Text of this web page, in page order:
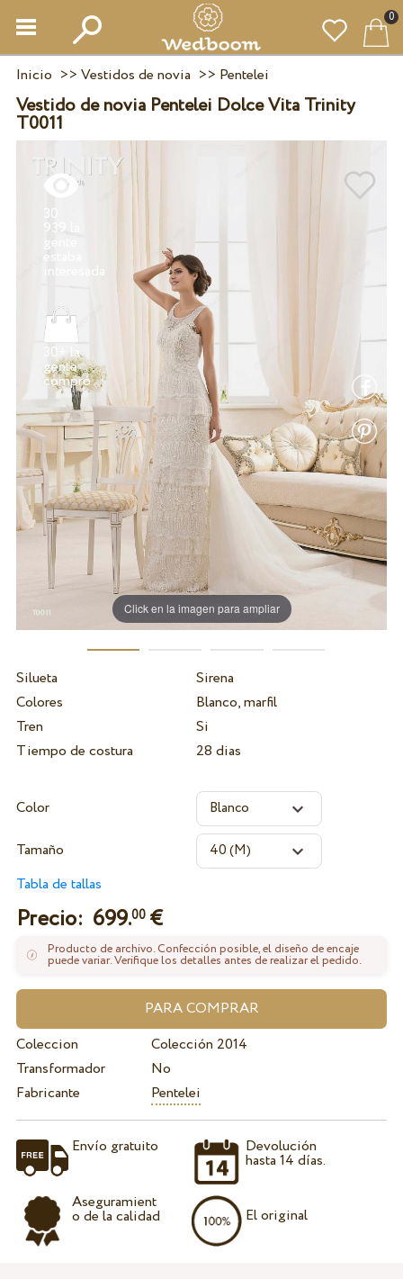
0
Inicio >> Vestidos de novia >> Pentelei
Vestido de novia Pentelei Dolce Vita Trinity
T0011
Click en la imagen para ampliar
30
939 la
gente
estaba
30+ la
gente
compró
Silueta
Sirena
Colores
Blanco, marfil
Tren
Si
Tiempo de costura
28 dias
Color
Tamaño
Tabla de tallas
Precio: 699.00€
Producto de archivo. Confección posible, el diseño de encaje
puede variar. Verifique los detalles antes de realizar el pedido.
Coleccion
Colección 2014
Transformador
No
Fabricante
Pentelei
Envío gratuito
Aseguramient
o de la calidad
Devolución
hasta 14 días.
El original